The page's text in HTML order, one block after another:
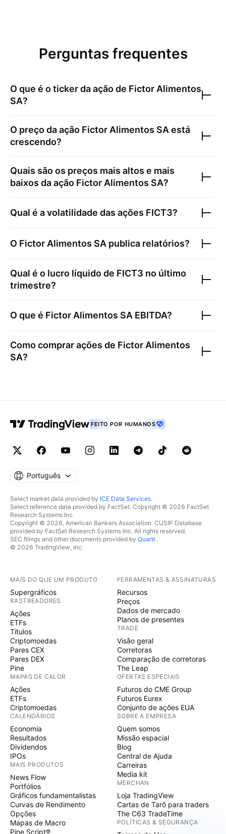
Perguntas frequentes
O que é o ticker da ação de Fictor Alimentos
SA?
O preço da ação Fictor Alimentos SA está
crescendo?
Quais são os preços mais altos e mais
baixos da ação Fictor Alimentos SA?
Qual é a volatilidade das ações FICT3?
O Fictor Alimentos SA publica relatórios?
Qual é o lucro líquido de FICT3 no último
trimestre?
O que é Fictor Alimentos SA EBITDA?
Como comprar ações de Fictor Alimentos
SA?
FEITO POR HUMANOS
Português
Select market data provided by ICE Data Services.
Select reference data provided by FactSet. Copyright © 2026 FactSet
Research Systems Inc.
Copyright © 2026, American Bankers Association. CUSIP Database
provided by FactSet Research Systems Inc. All rights reserved.
SEC filings and other documents provided by Quartr.
© 2026 TradingView, Inc.
MAIS DO QUE UM PRODUTO
Supergráficos
RASTREADORES
Ações
ETFs
Títulos
Criptomoedas
Pares CEX
Pares DEX
Pine
MAPAS DE CALOR
Ações
ETFs
Criptomoedas
CALENDÁRIOS
Economia
Resultados
Dividendos
IPOs
MAIS PRODUTOS
News Flow
Portfólios
Gráficos fundamentalistas
Curvas de Rendimento
Opções
Mapas de Macro
Pine Script®
FERRAMENTAS & ASSINATURAS
Recursos
Preços
Dados de mercado
Planos de presentes
TRADE
Visão geral
Corretoras
Comparação de corretoras
The Leap
OFERTAS ESPECIAIS
Futuros do CME Group
Futuros Eurex
Conjunto de ações EUA
SOBRE A EMPRESA
Quem somos
Missão espacial
Blog
Central de Ajuda
Carreiras
Media kit
MERCHAN
Loja TradingView
Cartas de Tarô para traders
The C63 TradeTime
POLÍTICAS & SEGURANÇA